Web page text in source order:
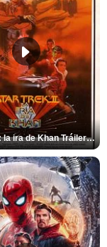
Star Trek II: la ira de Khan Tráiler VO